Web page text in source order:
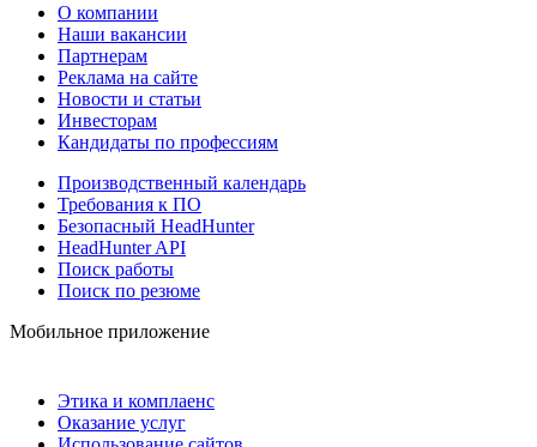
О компании
Наши вакансии
Партнерам
Реклама на сайте
Новости и статьи
Инвесторам
Кандидаты по профессиям
Производственный календарь
Требования к ПО
Безопасный HeadHunter
HeadHunter API
Поиск работы
Поиск по резюме
Мобильное приложение
Этика и комплаенс
Оказание услуг